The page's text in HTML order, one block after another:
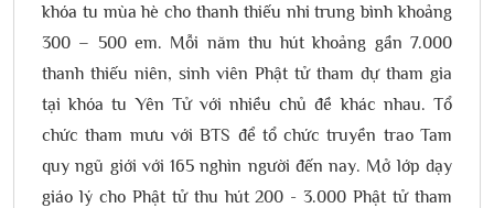
khóa tu mùa hè cho thanh thiếu nhi trung bình khoảng
300 – 500 em. Mỗi năm thu hút khoảng gần 7.000
thanh thiếu niên, sinh viên Phật tử tham dự tham gia
tại khóa tu Yên Tử với nhiều chủ đề khác nhau. Tổ
chức tham mưu với BTS để tổ chức truyền trao Tam
quy ngũ giới với 165 nghìn người đến nay. Mở lớp dạy
giáo lý cho Phật tử thu hút 200 - 3.000 Phật tử tham